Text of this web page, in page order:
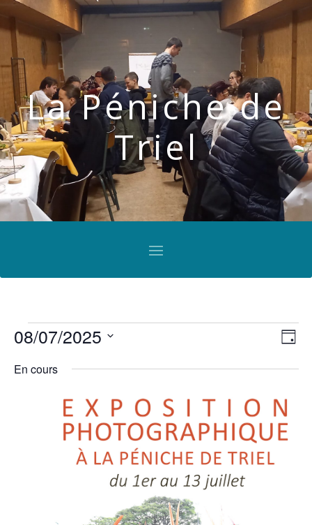
La Péniche de
Triel
Évènements
8
juillet
par
de
Jour
08/07/2025
Sélectionnez
En cours